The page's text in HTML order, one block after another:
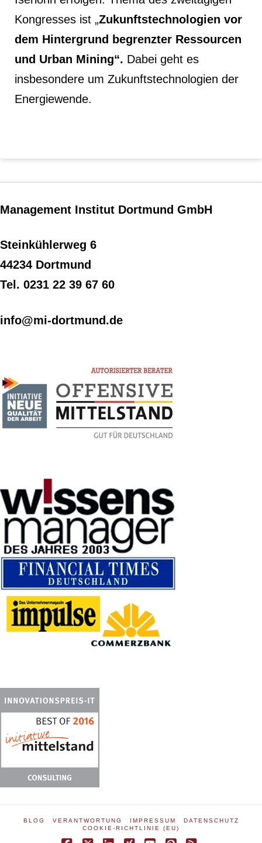
Kongresses ist „Zukunftstechnologien vor
dem Hintergrund begrenzter Ressourcen
und Urban Mining“. Dabei geht es
insbesondere um Zukunftstechnologien der
Energiewende.
Management Institut Dortmund GmbH
Steinkühlerweg 6
44234 Dortmund
Tel. 0231 22 39 67 60
info@mi-dortmund.de
BLOG VERANTWORTUNG IMPRESSUM
DATENSCHUTZ
COOKIE-RICHTLINIE (EU)